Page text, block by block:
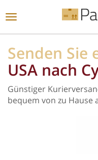
ALLE
Toggle
Senden Sie
USA nach
Günstiger
bequem von zu Hause